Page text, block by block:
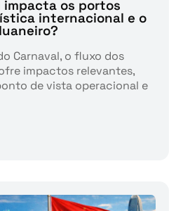
impacta os portos
internacional e o
Carnaval, o fluxo dos
impactos relevantes,
de vista operacional e